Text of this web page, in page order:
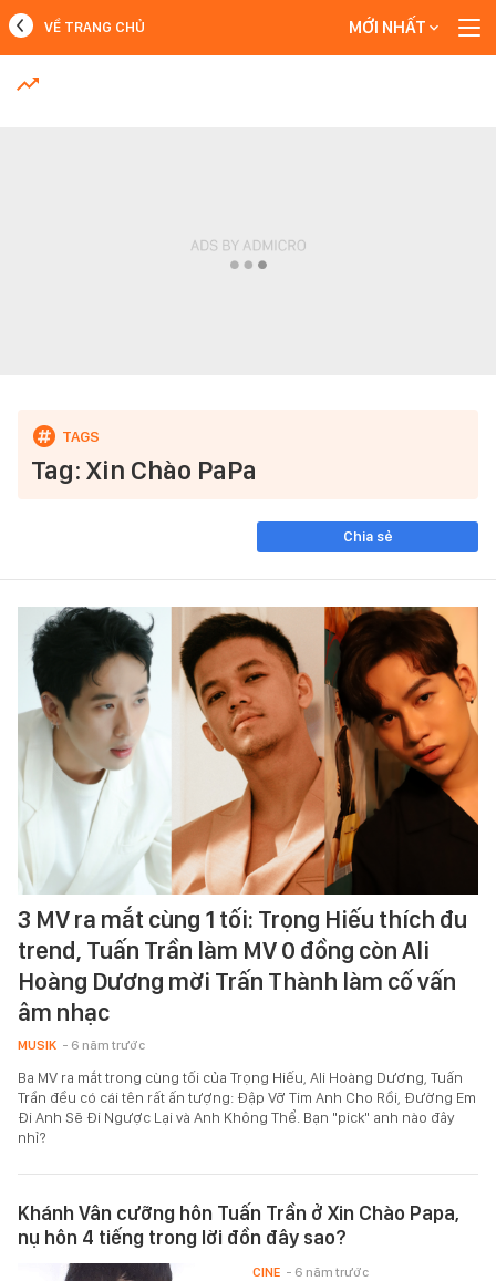
MỚI NHẤT
VỀ TRANG CHỦ MỚI NHẤT
Tag: Xin Chào PaPa
Chia sẻ
3 MV ra mắt cùng 1 tối: Trọng Hiếu thích đu
trend, Tuấn Trần làm MV 0 đồng còn Ali
Hoàng Dương mời Trấn Thành làm cố vấn
âm nhạc
MUSIK - 6 năm trước
Ba MV ra mắt trong cùng tối của Trọng Hiếu, Ali Hoàng Dương, Tuấn
Trần đều có cái tên rất ấn tượng: Đập Vỡ Tim Anh Cho Rồi, Đường Em
Đi Anh Sẽ Đi Ngược Lại và Anh Không Thể. Bạn "pick" anh nào đây
nhỉ?
Khánh Vân cưỡng hôn Tuấn Trần ở Xin Chào Papa,
nụ hôn 4 tiếng trong lời đồn đây sao?
CINE - 6 năm trước